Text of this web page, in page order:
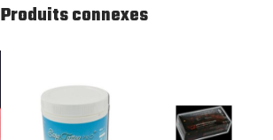
Produits connexes